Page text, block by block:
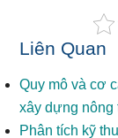
Liên Quan
Quy mô và cơ
xây dựng nông
Phân tích kỹ